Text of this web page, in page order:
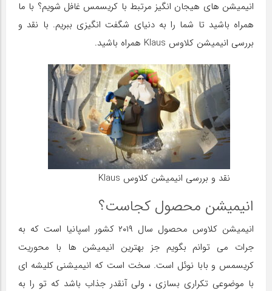
انیمیشن های هیجان انگیز مرتبط با کریسمس غافل شویم؟ با ما
همراه باشید تا شما را به دنیای شگفت انگیزی ببریم. با نقد و
بررسی انیمیشن کلاوس Klaus همراه باشید.
نقد و بررسی انیمیشن کلاوس Klaus
انیمیشن محصول کجاست؟
انیمیشن کلاوس محصول سال ۲۰۱۹ کشور اسپانیا است که به
جرات می توانم بگویم جز بهترین انیمیشن ها با محوریت
کریسمس و بابا نوئل است. سخت است که انیمیشنی کلیشه ای
با موضوعی تکراری بسازی ، ولی آنقدر جذاب باشد که تو را به